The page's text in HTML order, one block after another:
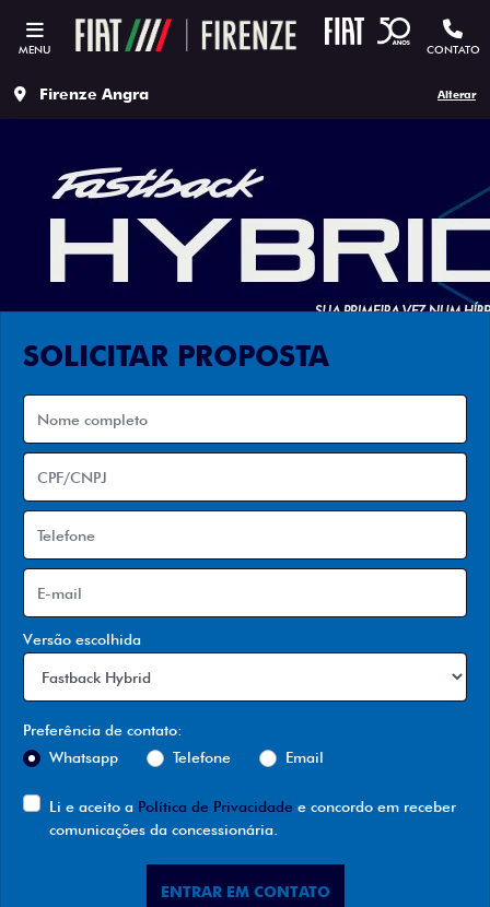
MENU CONTATO
Firenze Angra Alterar
SOLICITAR PROPOSTA
Versão escolhida
Preferência de contato:
Whatsapp
Telefone Email
Li e aceito a Política de Privacidade e concordo em receber
comunicações da concessionária.
ENTRAR EM CONTATO